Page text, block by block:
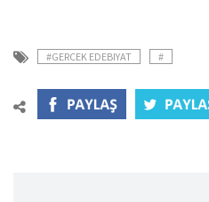
#GERCEK EDEBIYAT #